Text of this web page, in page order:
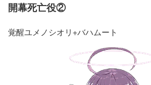
開幕死亡役②
覚醒ユメノシオリ+バハムート